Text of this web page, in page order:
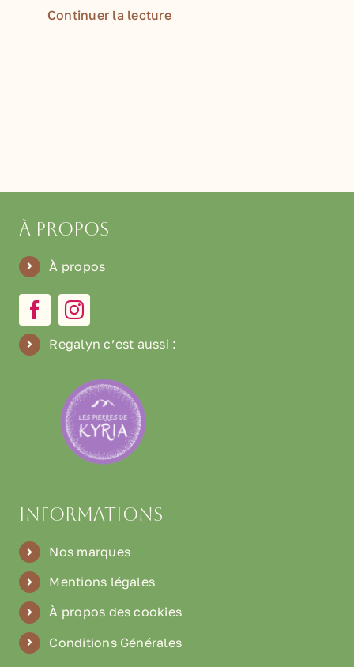
Continuer la lecture
À propos
À propos
Regalyn c’est aussi :
Informations
Nos marques
Mentions légales
À propos des cookies
Conditions Générales